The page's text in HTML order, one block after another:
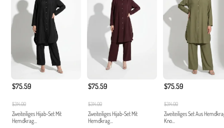
$75.59
$314.00
Zweiteiliges Hijab-Set Mit
Hemdkrag...
$75.59
$314.00
Zweiteiliges Hijab-Set Mit
Hemdkrag...
$75.59
$314.00
Zweiteiliges Set Aus
Kno...